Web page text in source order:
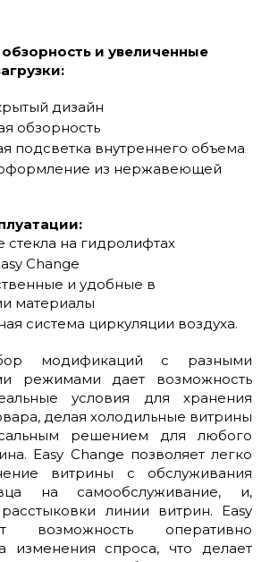
и увеличенные
дизайн
обзорность
подсветка внутреннего объема
из нержавеющей
на гидролифтах
Change
и удобные в
материалы
система циркуляции воздуха.
модификаций с разными
режимами дает возможность
условия для хранения
делая холодильные витрины
решением для любого
Easy Change позволяет легко
витрины с обслуживания
на самообслуживание, и,
линии витрин. Easy
возможность оперативно
изменения спроса, что делает